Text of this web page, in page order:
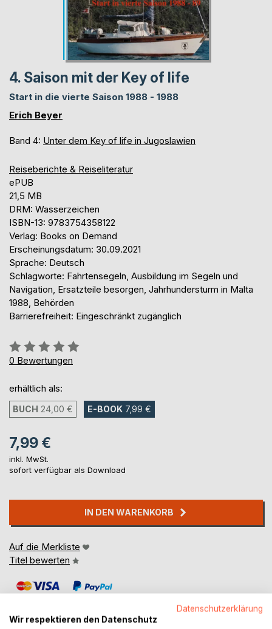
4. Saison mit der Key of life
Start in die vierte Saison 1988 - 1988
Erich Beyer
Band 4: Unter dem Key of life in Jugoslawien
Reiseberichte & Reiseliteratur
ePUB
21,5 MB
DRM: Wasserzeichen
ISBN-13: 9783754358122
Verlag: Books on Demand
Erscheinungsdatum: 30.09.2021
Sprache: Deutsch
Schlagworte: Fahrtensegeln, Ausbildung im Segeln und
Navigation, Ersatzteile besorgen, Jahrhundersturm in Malta
1988, Behörden
Barrierefreiheit: Eingeschränkt zugänglich
Bewertung::
0%
0 Bewertungen
erhältlich als:
BUCH 24,00 € E-BOOK 7,99 €
7,99 €
inkl. MwSt.
sofort verfügbar als Download
IN DEN WARENKORB
Auf die Merkliste
Titel bewerten
Datenschutzerklärung
Wir respektieren den Datenschutz